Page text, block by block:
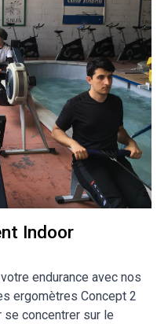
Indoor
endurance avec nos
ergomètres Concept 2
se concentrer sur le